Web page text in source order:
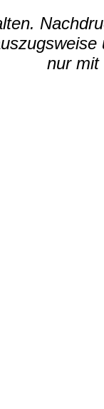
nur mit